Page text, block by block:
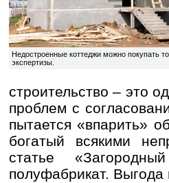
Недостроенные коттеджи можно покупать
экспертизы.
строительство – это
проблем с
пытается «впарить»
богатый всякими
статье
полуфабрикат.